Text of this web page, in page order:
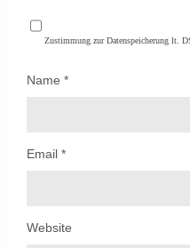
Zustimmung zur Datenspeicherung lt.
Name *
Email *
Website